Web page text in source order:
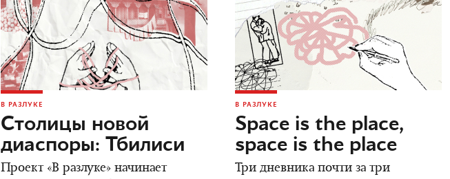
В РАЗЛУКЕ
Столицы новой
диаспоры: Тбилиси
Проект «В разлуке» начинает
В РАЗЛУКЕ
Space is the place,
space is the place
Три дневника почти за три